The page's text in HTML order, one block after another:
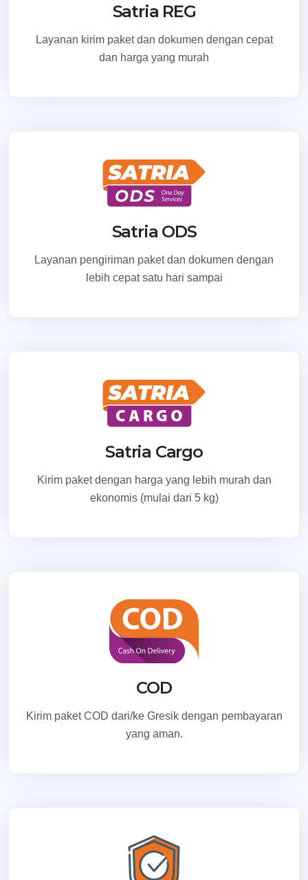
Satria REG
Layanan kirim paket dan dokumen dengan cepat
dan harga yang murah
Satria ODS
Layanan pengiriman paket dan dokumen dengan
lebih cepat satu hari sampai
Satria Cargo
Kirim paket dengan harga yang lebih murah dan
ekonomis (mulai dari 5 kg)
COD
Kirim paket COD dari/ke Gresik dengan pembayaran
yang aman.